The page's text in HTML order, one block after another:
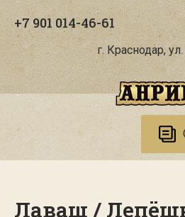
+7 901 014-46-61
г. Краснодар,
Лаваш /